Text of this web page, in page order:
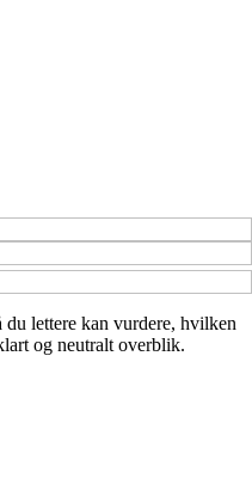
lettere kan vurdere, hvilken
og neutralt overblik.